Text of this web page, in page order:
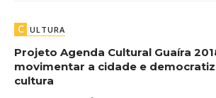
C ULTURA
Projeto Agenda Cultural Guaíra
movimentar a cidade e
cultura